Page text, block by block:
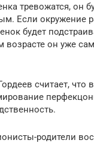
тревожатся, он
Если окружение
будет
возрасте он уже
считает, что
родители